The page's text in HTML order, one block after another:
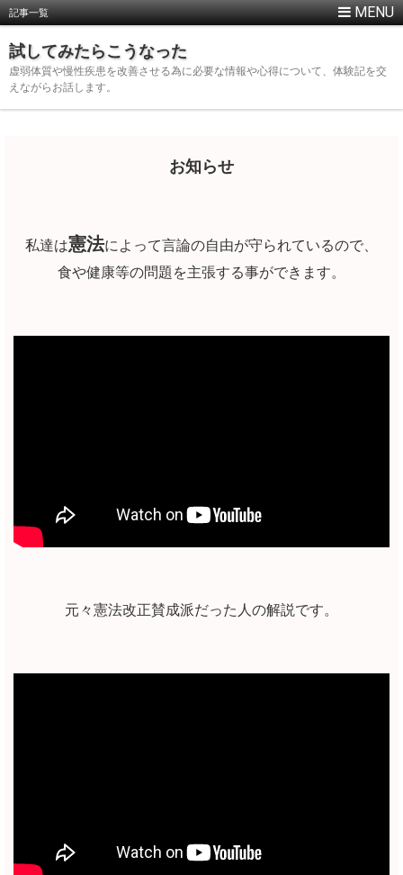
記事一覧
試してみたらこうなった
虚弱体質や慢性疾患を改善させる為に必要な情報や心得について、体験記を交
えながらお話します。
お知らせ
私達は憲法によって言論の自由が守られているので、
食や健康等の問題を主張する事ができます。
元々憲法改正賛成派だった人の解説です。